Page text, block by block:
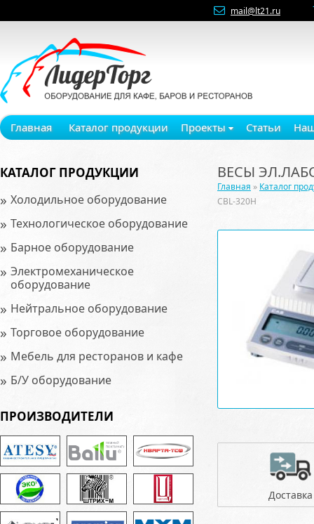
mail@lt21.ru
Главная Каталог продукции Проекты Статьи
КАТАЛОГ ПРОДУКЦИИ
» Холодильное оборудование
» Технологическое оборудование
» Барное оборудование
» Электромеханическое
оборудование
» Нейтральное оборудование
» Торговое оборудование
» Мебель для ресторанов и кафе
» Б/У оборудование
ПРОИЗВОДИТЕЛИ
ВЕСЫ
Главная » Каталог
CBL-320H
Доставка